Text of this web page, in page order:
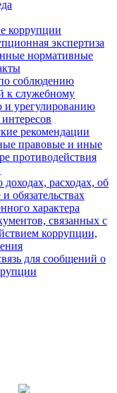
коррупции
экспертиза
нормативные
соблюдению
к служебному
и урегулированию
рекомендации
правовые и иные
противодействия
доходах, расходах, об
обязательствах
характера
связанных с
коррупции,
для сообщений о